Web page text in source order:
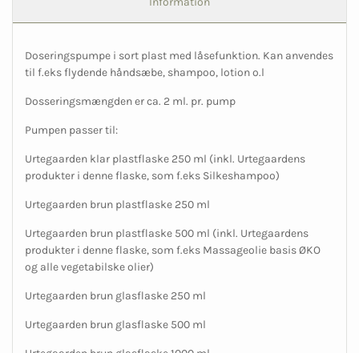
Doseringspumpe i sort plast med låsefunktion. Kan anvendes
til f.eks flydende håndsæbe, shampoo, lotion o.l
Dosseringsmængden er ca. 2 ml. pr. pump
Pumpen passer til:
Urtegaarden klar plastflaske 250 ml (inkl. Urtegaardens
produkter i denne flaske, som f.eks Silkeshampoo)
Urtegaarden brun plastflaske 250 ml
Urtegaarden brun plastflaske 500 ml (inkl. Urtegaardens
produkter i denne flaske, som f.eks Massageolie basis ØKO
og alle vegetabilske olier)
Urtegaarden brun glasflaske 250 ml
Urtegaarden brun glasflaske 500 ml